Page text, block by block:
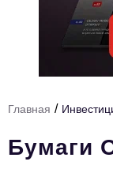
Ниши и рынки
Технологии и
HR
Главная /
Бумаги